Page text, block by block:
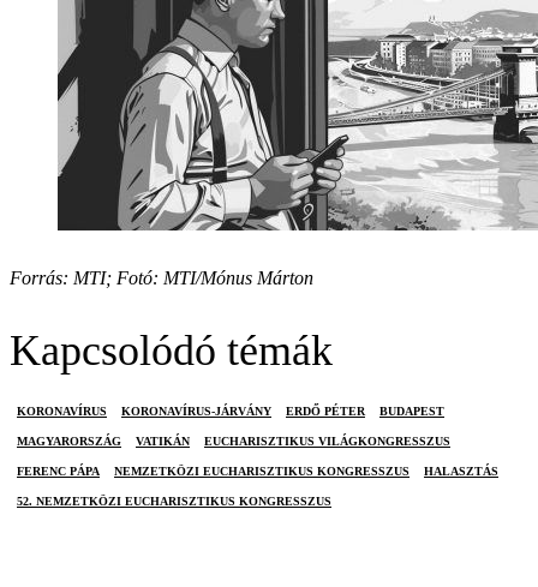
Forrás: MTI; Fotó: MTI/Mónus Márton
Kapcsolódó témák
KORONAVÍRUS KORONAVÍRUS-JÁRVÁNY ERDŐ PÉTER BUDAPEST
MAGYARORSZÁG VATIKÁN EUCHARISZTIKUS VILÁGKONGRESSZUS
FERENC PÁPA NEMZETKÖZI EUCHARISZTIKUS KONGRESSZUS HALASZTÁS
52. NEMZETKÖZI EUCHARISZTIKUS KONGRESSZUS